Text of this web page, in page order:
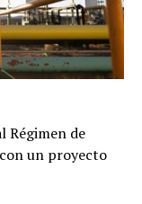
Régimen de
un proyecto